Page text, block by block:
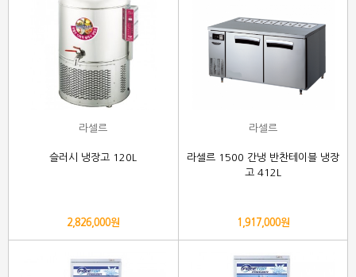
라셀르
슬러시 냉장고 120L
2,826,000원
라셀르
라셀르 1500 간냉 반찬테이블 냉장
고 412L
1,917,000원